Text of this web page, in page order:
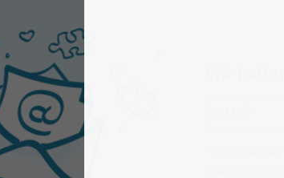
Wir
Durch Klick